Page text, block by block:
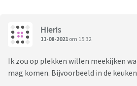
Hieris
11-08-2021 om 15:32
Ik zou op plekken willen meekijken
mag komen. Bijvoorbeeld in de